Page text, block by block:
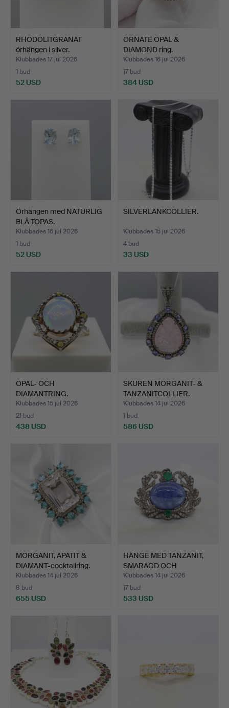
RHODOLITGRANAT
örhängen i silver.
Klubbades 17 jul 2026
1 bud
52 USD
ORNATE OPAL &
DIAMOND ring.
Klubbades 16 jul 2026
17 bud
384 USD
Örhängen med NATURLIG
BLÅ TOPAS.
Klubbades 16 jul 2026
1 bud
52 USD
SILVERLÄNKCOLLIER.
Klubbades 15 jul 2026
4 bud
33 USD
OPAL- OCH
DIAMANTRING.
Klubbades 15 jul 2026
21 bud
438 USD
SKUREN MORGANIT- &
TANZANITCOLLIER.
Klubbades 14 jul 2026
1 bud
586 USD
MORGANIT, APATIT &
DIAMANT-cocktailring.
Klubbades 14 jul 2026
8 bud
655 USD
HÄNGE MED TANZANIT,
SMARAGD OCH
DIAMANTER.
Klubbades 14 jul 2026
17 bud
533 USD